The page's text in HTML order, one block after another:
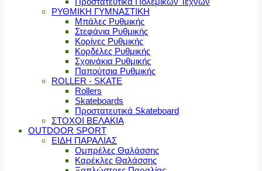
ΡΥΘΜΙΚΗ ΓΥΜΝΑΣΤΙΚΗ
Μπάλες Ρυθμικής
Στεφάνια Ρυθμικής
Κορίνες Ρυθμικής
Κορδέλες Ρυθμικής
Σχοινάκια Ρυθμικής
Παπούτσια Ρυθμικής
ROLLER - SKATE
Rollers
Skateboards
Προστατευτικά Skateboard
ΣΤΟΧΟΙ ΒΕΛΑΚΙΑ
OUTDOOR SPORT
ΕΙΔΗ ΠΑΡΑΛΙΑΣ
Ομπρέλες Θαλάσσης
Καρέκλες Θαλάσσης